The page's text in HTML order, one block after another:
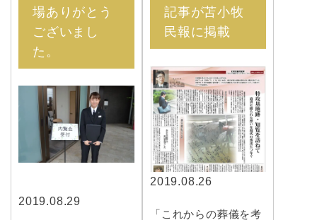
場ありがとう
ございまし
た。
2019.08.29
記事が苫小牧
民報に掲載
2019.08.26
「これからの葬儀を考